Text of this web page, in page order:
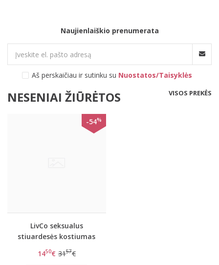
Naujienlaiškio prenumerata
Aš perskaičiau ir sutinku su Nuostatos/Taisyklės
NESENIAI ŽIŪRĖTOS VISOS PREKĖS
-54%
LivCo seksualus
stiuardesės kostiumas
1450€ 3157€